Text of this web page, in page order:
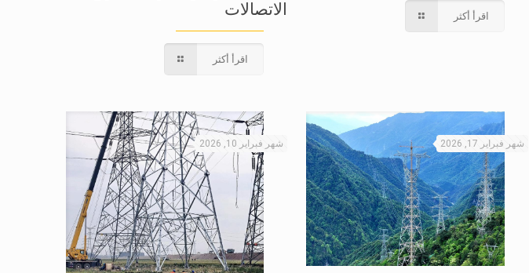
اقرأ أكثر
الاتصالات
اقرأ أكثر
شهر فبراير 17, 2026 شهر فبراير 10, 2026